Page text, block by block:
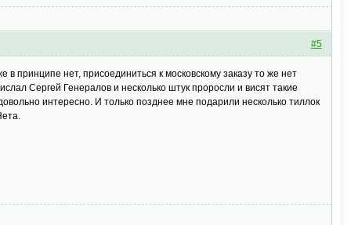
#5
принципе нет, присоединиться к московскому заказу то же нет
Сергей Генералов и несколько штук проросли и висят такие
интересно. И только позднее мне подарили несколько тиллок